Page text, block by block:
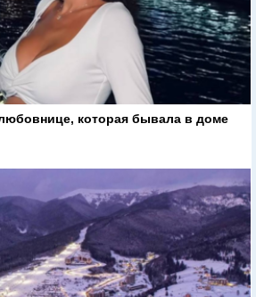
которая бывала в доме